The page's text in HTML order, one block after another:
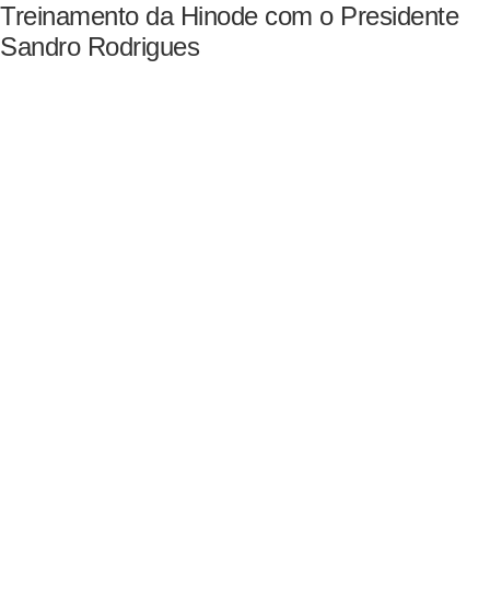
Treinamento da Hinode com o Presidente
Sandro Rodrigues